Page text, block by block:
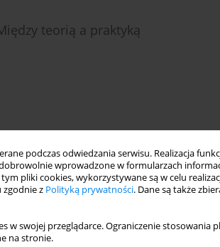
podczas odwiedzania serwisu. Realizacja
wprowadzone w formularzach
pliki cookies, wykorzystywane są w celu
z Polityką prywatności. Dane są także
w swojej przeglądarce. Ograniczenie stosowania
na stronie.
teorią a praktyką